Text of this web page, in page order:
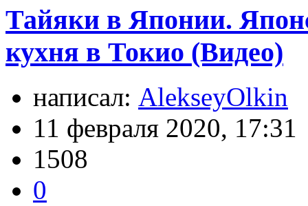
Тайяки в Японии.
кухня в Токио (Видео)
написал: AlekseyOlkin
11 февраля 2020, 17:31
1508
0